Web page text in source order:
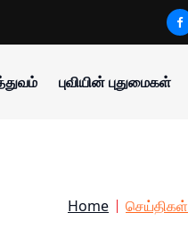
புவியின் புதுமைகள்
Home செய்திகள்